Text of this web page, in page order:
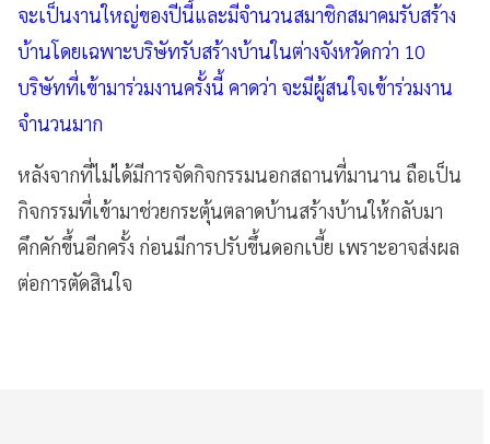
จะเป็นงานใหญ่ของปีนี้และมีจำนวนสมาชิกสมาคมรับสร้าง
บ้านโดยเฉพาะบริษัทรับสร้างบ้านในต่างจังหวัดกว่า 10
บริษัทที่เข้ามาร่วมงานครั้งนี้ คาดว่า จะมีผู้สนใจเข้าร่วมงาน
จำนวนมาก
หลังจากที่ไม่ได้มีการจัดกิจกรรมนอกสถานที่มานาน ถือเป็น
กิจกรรมที่เข้ามาช่วยกระตุ้นตลาดบ้านสร้างบ้านให้กลับมา
คึกคักขึ้นอีกครั้ง ก่อนมีการปรับขึ้นดอกเบี้ย เพราะอาจส่งผล
ต่อการตัดสินใจ